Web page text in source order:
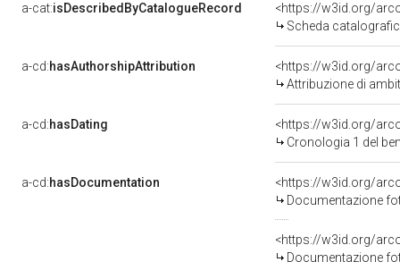
a-cat:isDescribedByCatalogueRecord
<https://w3id.org/
Scheda
a-cd:hasAuthorshipAttribution
<https://w3id.org/
Attribuzione di
a-cd:hasDating
<https://w3id.org/
Cronologia 1 del
a-cd:hasDocumentation
Documentazione
Documentazione